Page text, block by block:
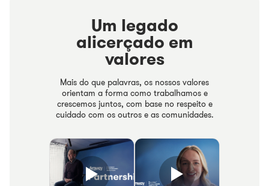
Um legado
alicerçado em
valores
Mais do que palavras, os nossos valores
orientam a forma como trabalhamos e
crescemos juntos, com base no respeito e
cuidado com os outros e as comunidades.